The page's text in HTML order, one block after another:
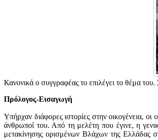
Κανονικά ο συγγραφέας το επιλέγει το θέμα
Πρόλογος-Εισαγωγή
Υπήρχαν διάφορες ιστορίες στην οικογένεια,
άνθρωποί του. Από τη μελέτη που έγινε, η
μετακίνησης ορισμένων Βλάχων της Ελλάδας